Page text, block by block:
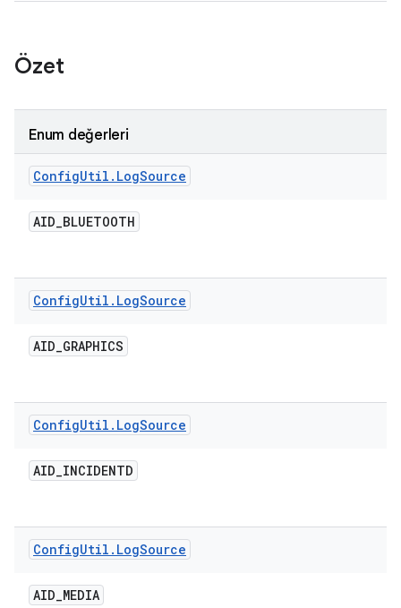
Özet
Enum değerleri
ConfigUtil . LogSource
AID_BLUETOOTH
ConfigUtil . LogSource
AID_GRAPHICS
ConfigUtil . LogSource
AID_INCIDENTD
ConfigUtil . LogSource
AID_MEDIA